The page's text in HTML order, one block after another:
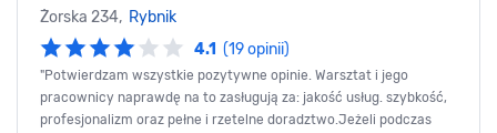
Żorska 234, Rybnik
4.1 (19 opinii)
"Potwierdzam wszystkie pozytywne opinie. Warsztat i jego
pracownicy naprawdę na to zasługują za: jakość usług. szybkość,
profesjonalizm oraz pełne i rzetelne doradztwo.Jeżeli podczas